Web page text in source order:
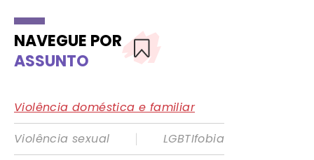
NAVEGUE POR
ASSUNTO
Violência doméstica e familiar
Violência sexual
|
LGBTIfobia